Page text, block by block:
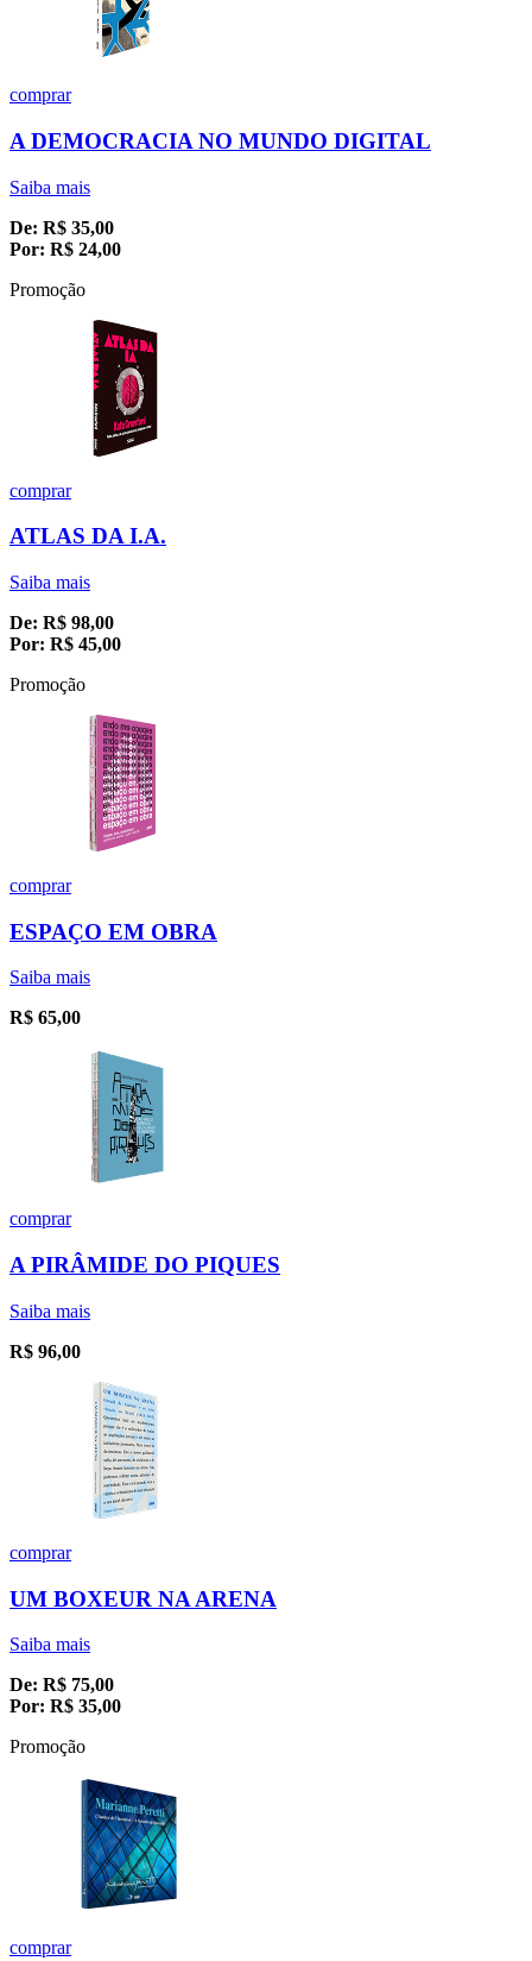
comprar
A DEMOCRACIA NO MUNDO DIGITAL
Saiba mais
De: R$ 35,00
Por: R$ 24,00
Promoção
comprar
ATLAS DA I.A.
Saiba mais
De: R$ 98,00
Por: R$ 45,00
Promoção
comprar
ESPAÇO EM OBRA
Saiba mais
R$ 65,00
comprar
A PIRÂMIDE DO PIQUES
Saiba mais
R$ 96,00
comprar
UM BOXEUR NA ARENA
Saiba mais
De: R$ 75,00
Por: R$ 35,00
Promoção
comprar